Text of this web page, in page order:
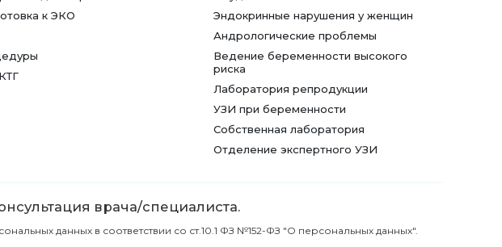
к ЭКО
Эндокринные нарушения у женщин
Андрологические проблемы
Ведение беременности высокого
риска
Лаборатория репродукции
УЗИ при беременности
Собственная лаборатория
Отделение экспертного УЗИ
врача/специалиста.
данных в соответствии со ст.10.1 ФЗ №152-ФЗ "О персональных данных".